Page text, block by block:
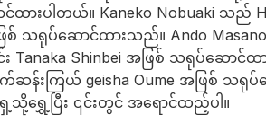
ထားပါတယ်။ Kaneko Nobuaki သည်
ြစ် သရုပ်ဆောင်ထားသည်။ Ando
း Tanaka Shinbei အဖြစ် သရုပ်ဆောင်
န်းကြယ် geisha Oume အဖြစ် သရု
ရွှေ့ပြီး ၎င်းတွင် အရောင်ထည့်ပါ။